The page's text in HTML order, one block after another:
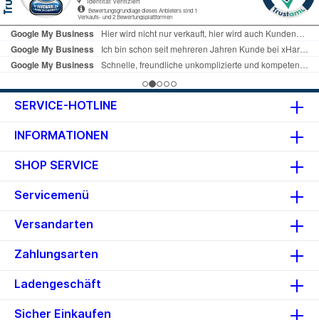
SERVICE-HOTLINE
INFORMATIONEN
SHOP SERVICE
Servicemenü
Versandarten
Zahlungsarten
Ladengeschäft
Sicher Einkaufen